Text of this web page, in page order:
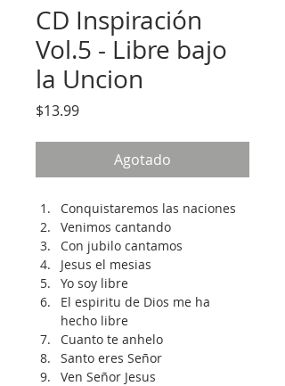
CD Inspiración
Vol.5 - Libre bajo
la Uncion
$13.99Precio
Agotado
Conquistaremos las naciones
Venimos cantando
Con jubilo cantamos
Jesus el mesias
Yo soy libre
El espiritu de Dios me ha
hecho libre
Cuanto te anhelo
Santo eres Señor
Ven Señor Jesus